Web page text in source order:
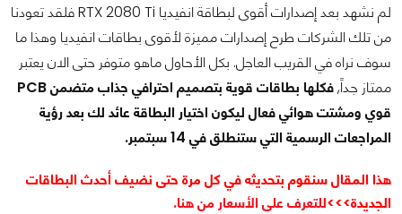
لم نشهد بعد إصدارات أقوى لبطاقة انفيديا RTX 2080 Ti فلقد تعودنا
من تلك الشركات طرح إصدارات مميزة لأقوى بطاقات انفيديا وهذا ما
سوف نراه في القريب العاجل. بكل الأحاول ماهو متوفر حتى الان يعتبر
ممتاز جداً,
فكلها بطاقات قوية بتصميم احترافي جذاب متضمن PCB
قوي ومشتت هوائي فعال ليكون اختيار البطاقة عائد لك بعد رؤية
المراجعات الرسمية التي ستنطلق في 14 سبتمبر.
هذا المقال سنقوم بتحديثه في كل مرة حتى نضيف أحدث البطاقات
الجديدة>>>للتعرف على الأسعار من هنا.